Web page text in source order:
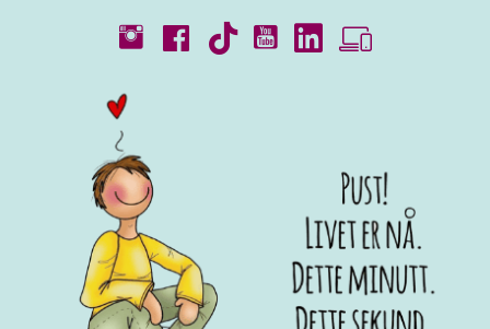
Kataloge